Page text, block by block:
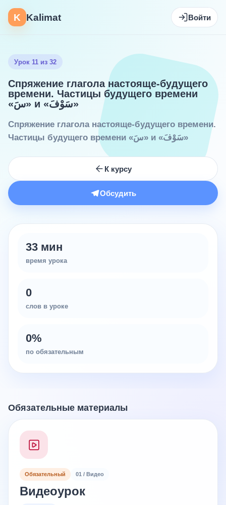
K Kalimat Войти
Урок 11 из 32
Спряжение глагола настояще-будущего
времени. Частицы будущего времени
«سَ» и «سَوْفَ»
Спряжение глагола настояще-будущего времени.
Частицы будущего времени «سَ» и «سَوْفَ»
К курсу
Обсудить
33 мин
время урока
0
слов в уроке
0%
по обязательным
Обязательные материалы
Обязательный 01 / Видео
Видеоурок